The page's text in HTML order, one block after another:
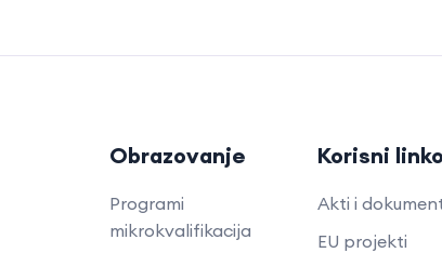
Obrazovanje
Programi
mikrokvalifikacija
Korisni
Akti i
EU projekti